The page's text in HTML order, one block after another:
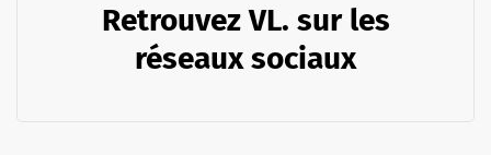
Retrouvez VL. sur les
réseaux sociaux